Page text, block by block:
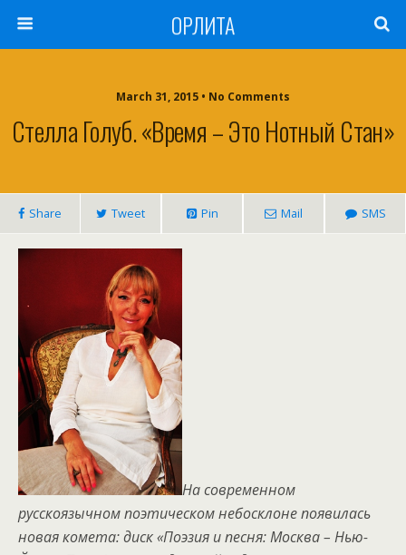
ОРЛИТА
March 31, 2015 • No Comments
Стелла Голуб. «Время – Это Нотный Стан»
Share Tweet Pin Mail SMS
На современном
русскоязычном поэтическом небосклоне появилась
новая комета: диск «Поэзия и песня: Москва – Нью-